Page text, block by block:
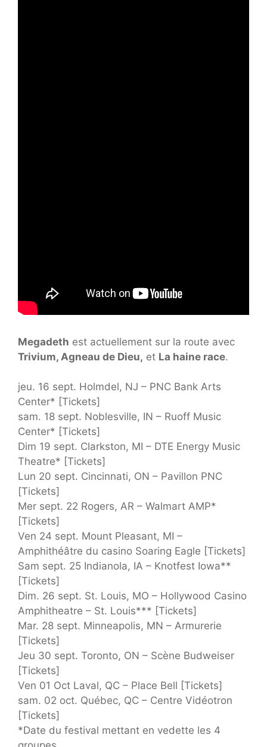
Megadeth est actuellement sur la route avec
Trivium, Agneau de Dieu, et La haine race.
jeu. 16 sept. Holmdel, NJ – PNC Bank Arts
Center* [Tickets]
sam. 18 sept. Noblesville, IN – Ruoff Music
Center* [Tickets]
Dim 19 sept. Clarkston, MI – DTE Energy Music
Theatre* [Tickets]
Lun 20 sept. Cincinnati, ON – Pavillon PNC
[Tickets]
Mer sept. 22 Rogers, AR – Walmart AMP*
[Tickets]
Ven 24 sept. Mount Pleasant, MI –
Amphithéâtre du casino Soaring Eagle [Tickets]
Sam sept. 25 Indianola, IA – Knotfest Iowa**
[Tickets]
Dim. 26 sept. St. Louis, MO – Hollywood Casino
Amphitheatre – St. Louis*** [Tickets]
Mar. 28 sept. Minneapolis, MN – Armurerie
[Tickets]
Jeu 30 sept. Toronto, ON – Scène Budweiser
[Tickets]
Ven 01 Oct Laval, QC – Place Bell [Tickets]
sam. 02 oct. Québec, QC – Centre Vidéotron
[Tickets]
*Date du festival mettant en vedette les 4